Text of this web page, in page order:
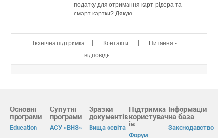
податку для отримання карт-рідера та
смарт-картки? Дякую
Технічна підтримка | Контакти |
Питання -
відповідь
Основні
програми
Education
Супутні
програми
АСУ «ВНЗ»
Зразки
документів
Вища освіта
Підтримка
користувач
ів
Форум
Інформацій
на база
Законодавство